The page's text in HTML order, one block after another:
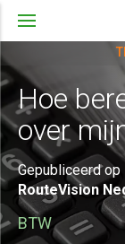
Hoe
over
Gepubliceerd op
RouteVision
BTW